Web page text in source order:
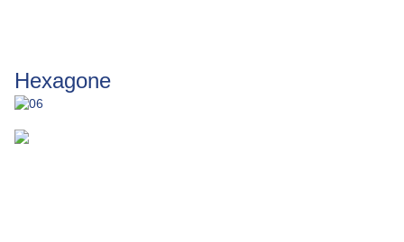
Hexagone